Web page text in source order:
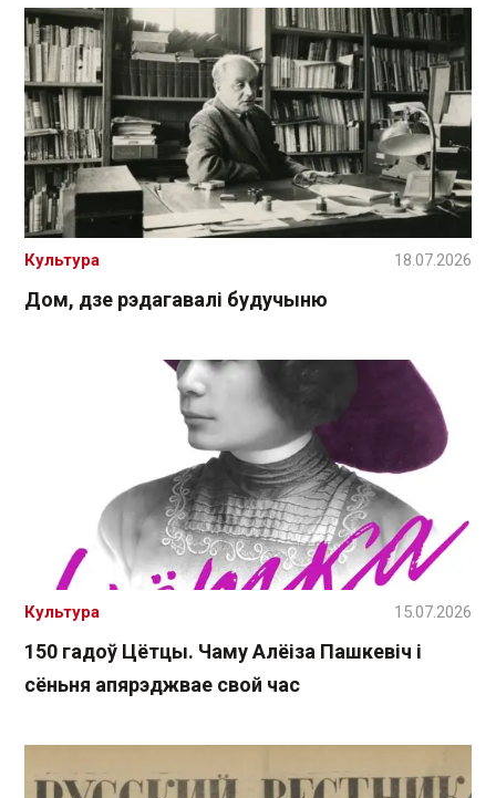
Дом, дзе рэдагавалі будучыню
Культура 18.07.2026
150 гадоў Цётцы. Чаму Алёіза Пашкевіч і
сёньня апярэджвае свой час
Культура 15.07.2026